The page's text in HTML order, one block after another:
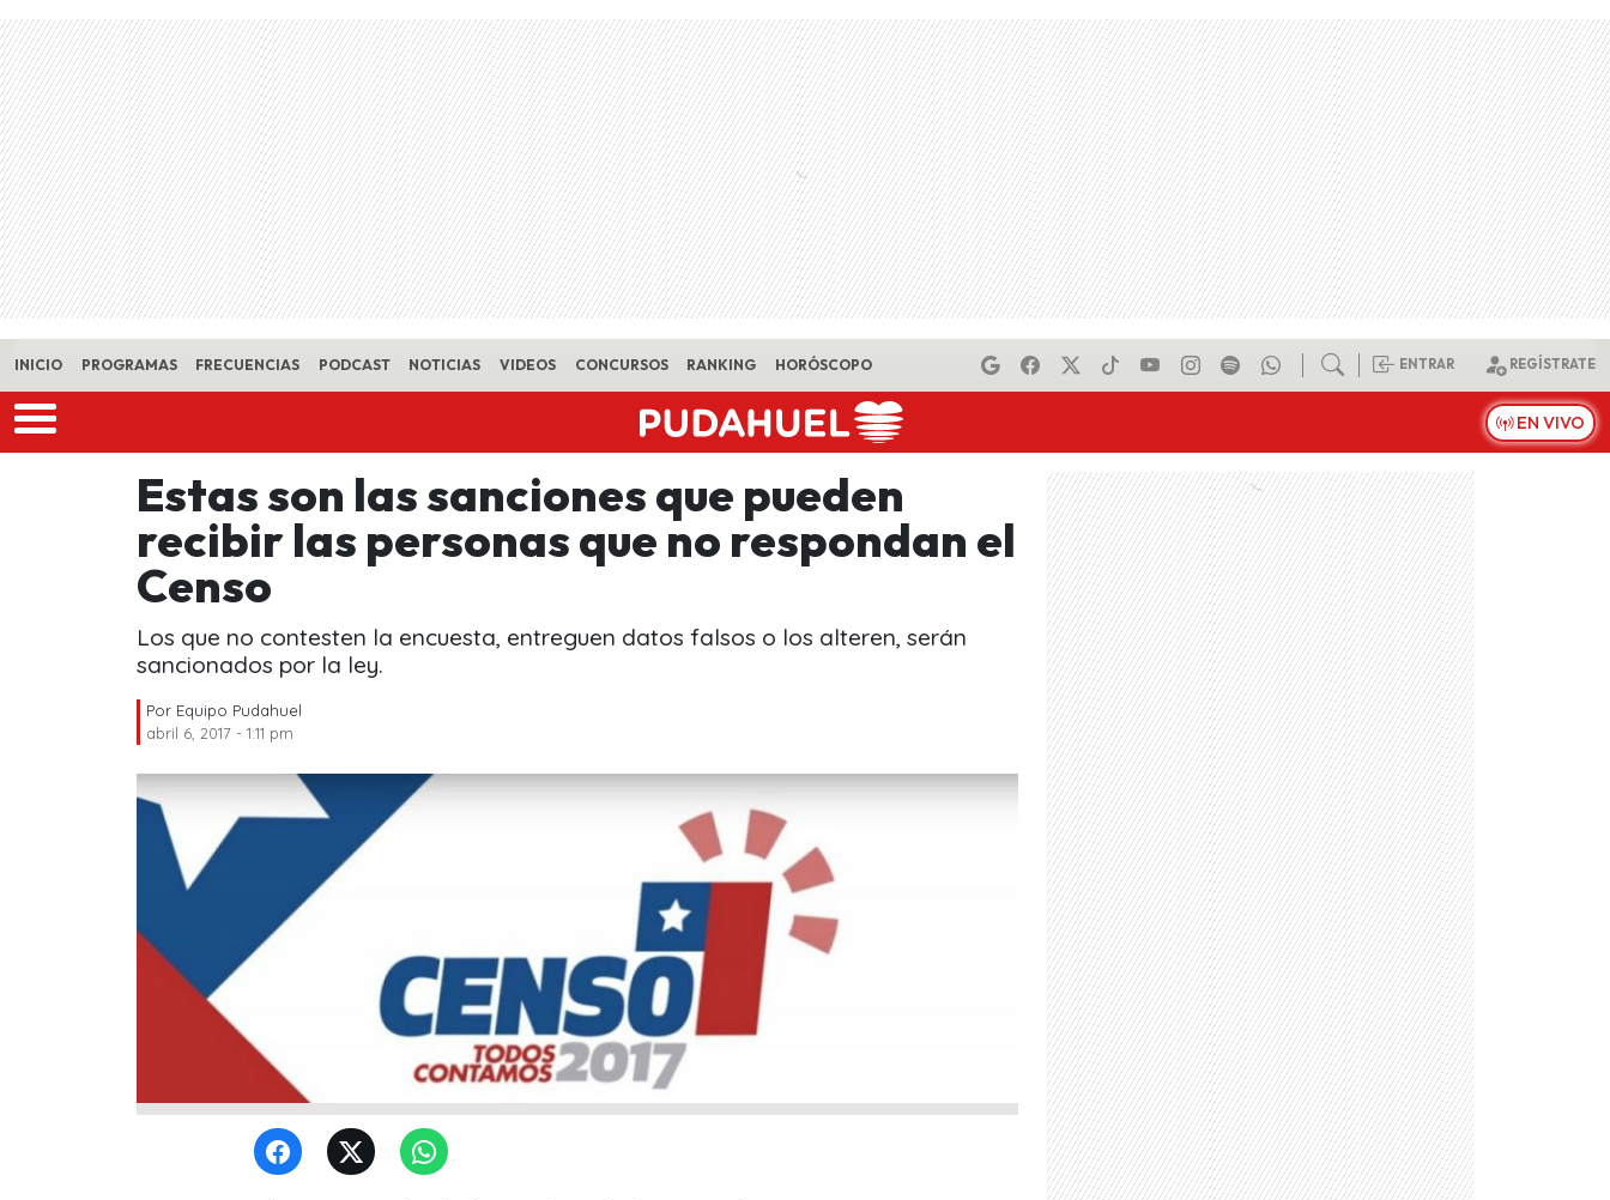
Skip to main content
INICIO PROGRAMAS FRECUENCIAS PODCAST NOTICIAS VIDEOS CONCURSOS RANKING HORÓSCOPO ENTRAR REGÍSTRATE
EN VIVO
Estas son las sanciones que pueden
recibir las personas que no respondan el
Censo
Los que no contesten la encuesta, entreguen datos falsos o los alteren, serán
sancionados por la ley.
Por Equipo Pudahuel
abril 6, 2017 - 1:11 pm